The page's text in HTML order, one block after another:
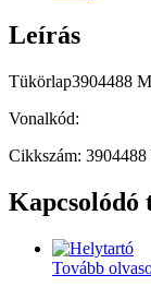
Leírás
Tükörlap3904488
Vonalkód:
Cikkszám: 3904488
Kapcsolódó
Tovább